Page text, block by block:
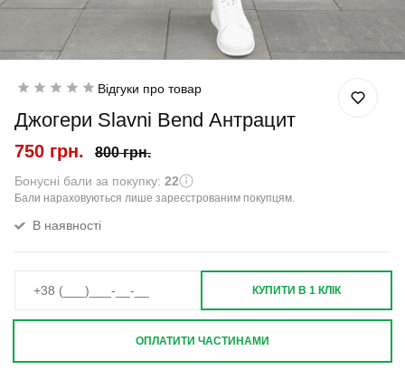
Відгуки про товар
Джогери Slavni Bend Антрацит
750 грн. 800 грн.
Бонусні бали за покупку: 22
Бали нараховуються лише зареєстрованим покупцям.
В наявності
КУПИТИ В 1 КЛІК
ОПЛАТИТИ ЧАСТИНАМИ